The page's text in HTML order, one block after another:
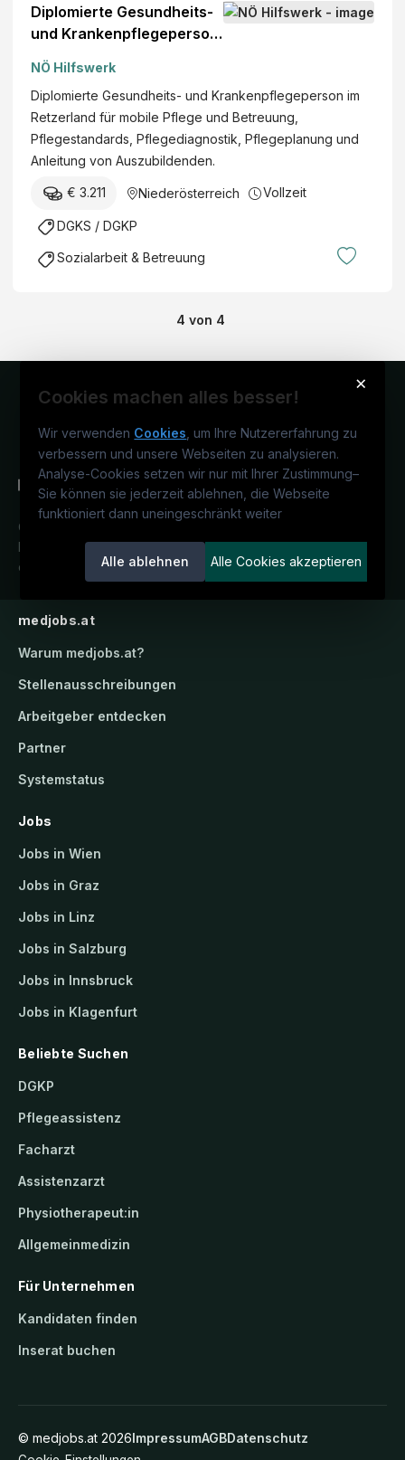
Diplomierte Gesundheits-
und Krankenpflegeperson
(w/m/d)
NÖ Hilfswerk
Diplomierte Gesundheits- und Krankenpflegeperson im
Retzerland für mobile Pflege und Betreuung,
Pflegestandards, Pflegediagnostik, Pflegeplanung und
Anleitung von Auszubildenden.
€ 3.211 Niederösterreich Vollzeit
DGKS / DGKP
Sozialarbeit & Betreuung
4 von 4
×
Cookies machen alles besser!
Wir verwenden Cookies , um Ihre Nutzererfahrung zu
verbessern und unsere Webseiten zu analysieren.
Analyse-Cookies setzen wir nur mit Ihrer Zustimmung–
Sie können sie jederzeit ablehnen, die Webseite
funktioniert dann uneingeschränkt weiter
Alle ablehnen Alle Cookies akzeptieren
Österreichs medizinisches
Karriereportal.Ein Service der
candidatis GmbH.
medjobs.at
Warum medjobs.at?
Stellenausschreibungen
Arbeitgeber entdecken
Partner
Systemstatus
Jobs
Jobs in Wien
Jobs in Graz
Jobs in Linz
Jobs in Salzburg
Jobs in Innsbruck
Jobs in Klagenfurt
Beliebte Suchen
DGKP
Pflegeassistenz
Facharzt
Assistenzarzt
Physiotherapeut:in
Allgemeinmedizin
Für Unternehmen
Kandidaten finden
Inserat buchen
© medjobs.at 2026ImpressumAGBDatenschutz